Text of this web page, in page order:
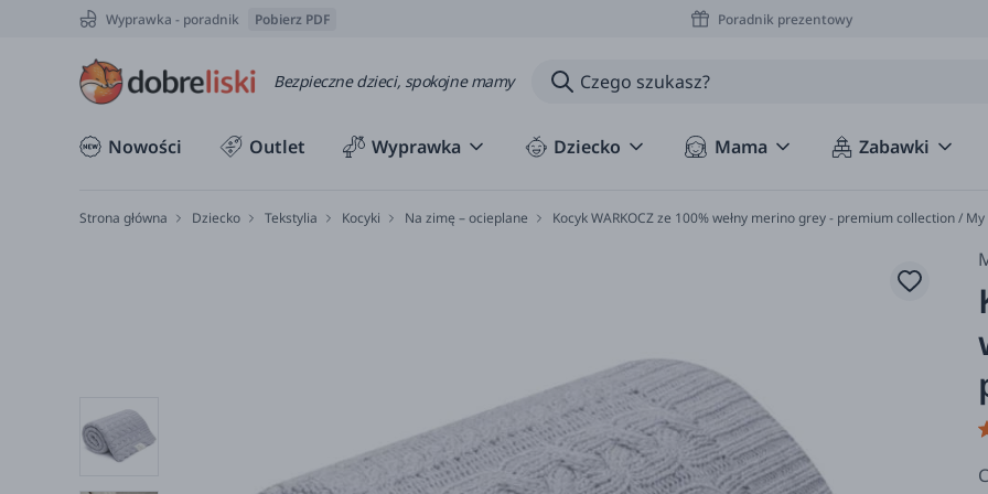
Wyprawka - poradnik Pobierz PDF Poradnik prezentowy
Bezpieczne dzieci, spokojne mamy
Nowości Outlet Wyprawka Dziecko Mama Zabawki
Strona główna Dziecko Tekstylia Kocyki Na zimę – ocieplane Kocyk WARKOCZ ze 100% wełny merino grey - premium collection /